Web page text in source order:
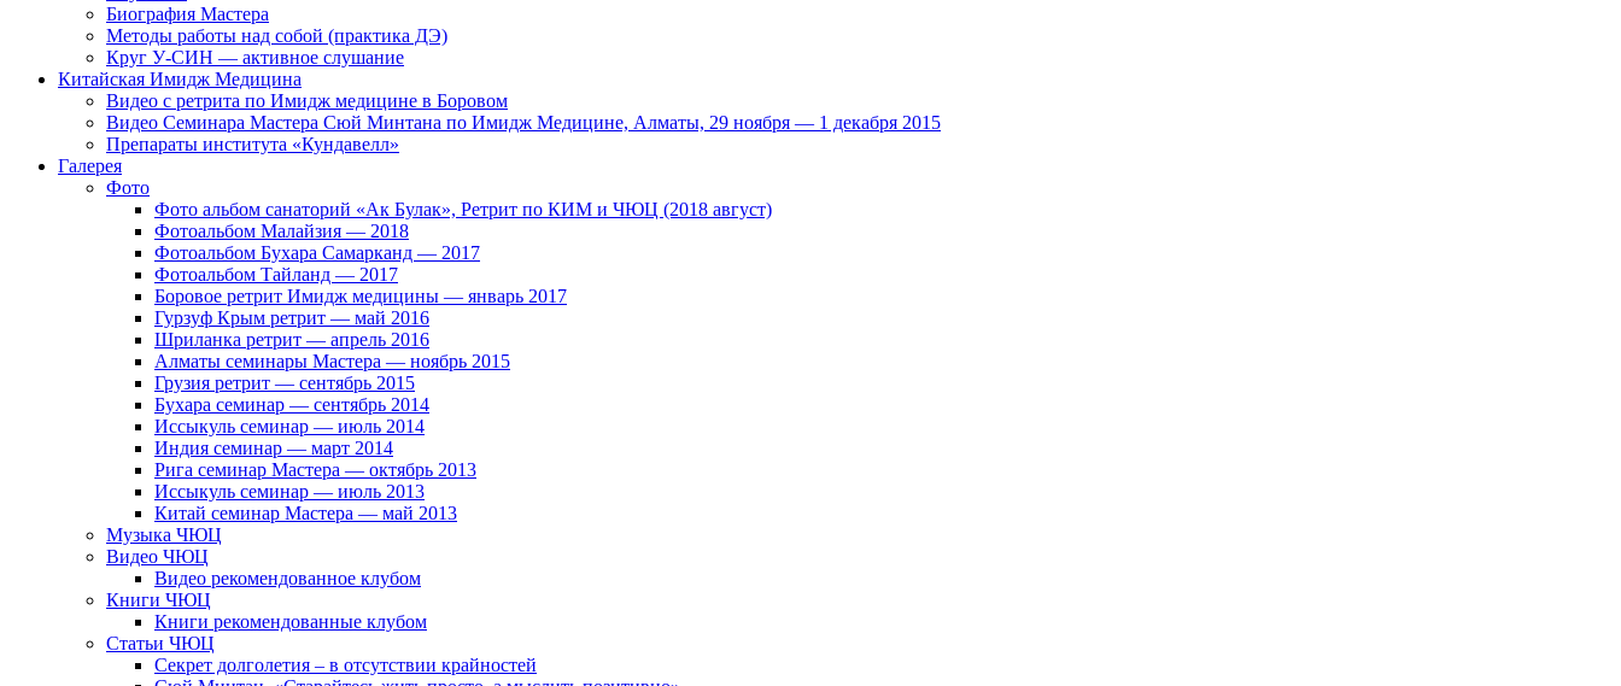
Биография Мастера
Методы работы над собой (практика ДЭ)
Круг У-СИН — активное слушание
Китайская Имидж Медицина
Видео с ретрита по Имидж медицине в Боровом
Видео Семинара Мастера Сюй Минтана по Имидж Медицине, Алматы, 29 ноября — 1 декабря 2015
Препараты института «Кундавелл»
Галерея
Фото
Фото альбом санаторий «Ак Булак», Ретрит по КИМ и ЧЮЦ (2018 август)
Фотоальбом Малайзия — 2018
Фотоальбом Бухара Самарканд — 2017
Фотоальбом Тайланд — 2017
Боровое ретрит Имидж медицины — январь 2017
Гурзуф Крым ретрит — май 2016
Шриланка ретрит — апрель 2016
Алматы семинары Мастера — ноябрь 2015
Грузия ретрит — сентябрь 2015
Бухара семинар — сентябрь 2014
Иссыкуль семинар — июль 2014
Индия семинар — март 2014
Рига семинар Мастера — октябрь 2013
Иссыкуль семинар — июль 2013
Китай семинар Мастера — май 2013
Музыка ЧЮЦ
Видео ЧЮЦ
Видео рекомендованное клубом
Книги ЧЮЦ
Книги рекомендованные клубом
Статьи ЧЮЦ
Секрет долголетия – в отсутствии крайностей